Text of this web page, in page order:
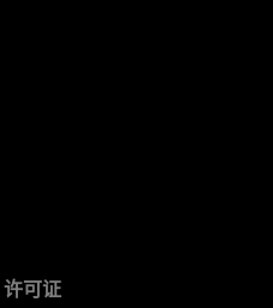
许可证